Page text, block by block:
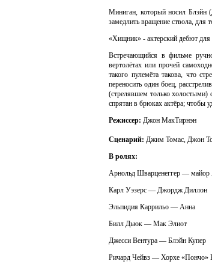
Миниган, который носил Блэйн
замедлить вращение ствола, для
«Хищник» - актерский дебют
Встречающийся в фильме
вертолётах или прочей
такого пулемёта такова, что
переносить один боец,
(стрелявшем только холостыми)
спрятан в брюках актёра; чтобы
Режиссер: Джон МакТирнэн
Сценарий: Джим Томас, Джон
В ролях:
Арнольд Шварценеггер —
Карл Уэзерс — Джордж Диллон
Эльпидия Каррильо — Анна
Билл Дьюк — Мак Элиот
Джесси Вентура — Блэйн Купер
Ричард Чейвз — Хорхе «Пончо»